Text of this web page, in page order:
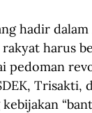
hadir
harus
pedoman
Trisakti,